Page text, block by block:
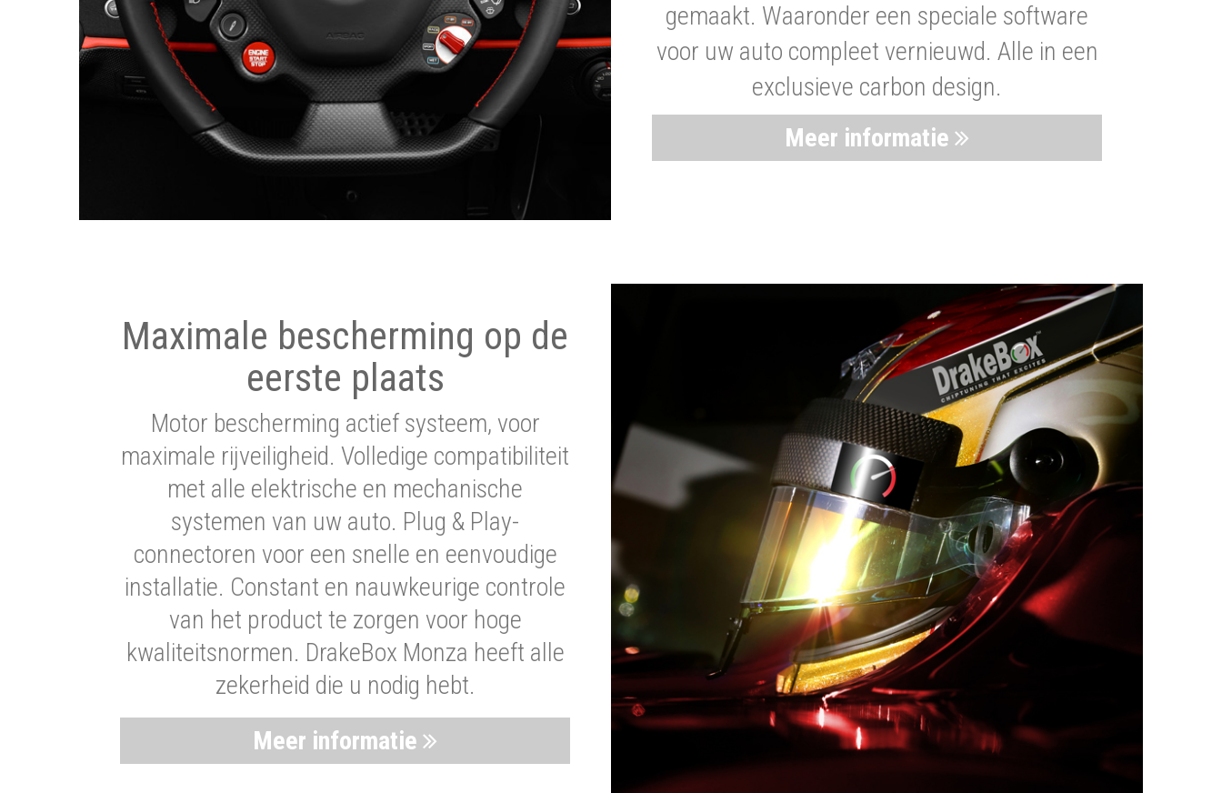
gemaakt. Waaronder een speciale software
voor uw auto compleet vernieuwd. Alle in een
exclusieve carbon design.
Meer informatie
Maximale bescherming op de
eerste plaats
Motor bescherming actief systeem, voor
maximale rijveiligheid. Volledige compatibiliteit
met alle elektrische en mechanische
systemen van uw auto. Plug & Play-
connectoren voor een snelle en eenvoudige
installatie. Constant en nauwkeurige controle
van het product te zorgen voor hoge
kwaliteitsnormen. DrakeBox Monza heeft alle
zekerheid die u nodig hebt.
Meer informatie